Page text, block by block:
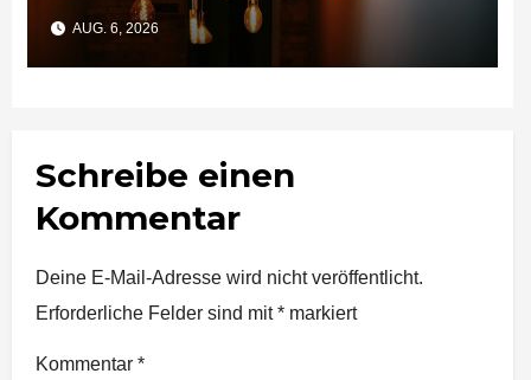
AUG. 6, 2026
Schreibe einen
Kommentar
Deine E-Mail-Adresse wird nicht veröffentlicht.
Erforderliche Felder sind mit* markiert
Kommentar *